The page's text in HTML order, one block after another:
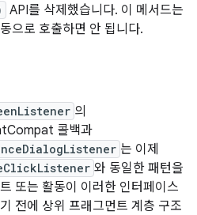
API를 삭제했습니다. 이 메서드는
으로 호출하면 안 됩니다.
의
콜백과
는 이제
와 동일한 패턴을
또는 활동이 이러한 인터페이스
전에 상위 프래그먼트 계층 구조